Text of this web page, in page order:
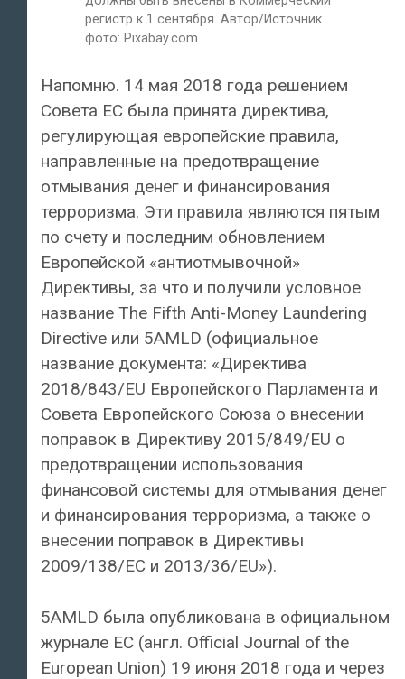
регистр к 1 сентября. Автор/Источник
фото: Pixabay.com.
Напомню. 14 мая 2018 года решением
Совета ЕС была принята директива,
регулирующая европейские правила,
направленные на предотвращение
отмывания денег и финансирования
терроризма. Эти правила являются пятым
по счету и последним обновлением
Европейской «антиотмывочной»
Директивы, за что и получили условное
название The Fifth Anti-Money Laundering
Directive или 5AMLD (официальное
название документа: «Директива
2018/843/EU Европейского Парламента и
Совета Европейского Союза о внесении
поправок в Директиву 2015/849/ЕU о
предотвращении использования
финансовой системы для отмывания денег
и финансирования терроризма, а также о
внесении поправок в Директивы
2009/138/EC и 2013/36/EU»).
5AMLD была опубликована в официальном
журнале ЕС (англ. Official Journal of the
European Union) 19 июня 2018 года и через